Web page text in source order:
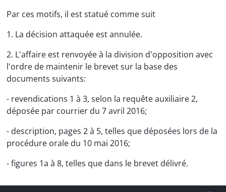
Par ces motifs, il est statué comme suit
1. La décision attaquée est annulée.
2. L'affaire est renvoyée à la division d'opposition avec
l'ordre de maintenir le brevet sur la base des
documents suivants:
- revendications 1 à 3, selon la requête auxiliaire 2,
déposée par courrier du 7 avril 2016;
- description, pages 2 à 5, telles que déposées lors de la
procédure orale du 10 mai 2016;
- figures 1a à 8, telles que dans le brevet délivré.